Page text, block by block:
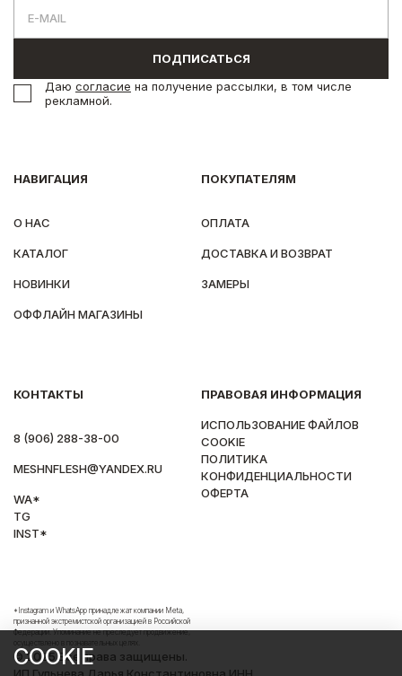
НАВИГАЦИЯ
О НАС
КАТАЛОГ
НОВИНКИ
ОФФЛАЙН МАГАЗИНЫ
ПОКУПАТЕЛЯМ
ОПЛАТА
ДОСТАВКА И ВОЗВРАТ
ЗАМЕРЫ
КОНТАКТЫ
8 (906) 288-38-00
MESHNFLESH@YANDEX.RU
WA*
TG
INST*
ПРАВОВАЯ ИНФОРМАЦИЯ
ИСПОЛЬЗОВАНИЕ ФАЙЛОВ
COOKIE
ПОЛИТИКА
КОНФИДЕНЦИАЛЬНОСТИ
ОФЕРТА
ПОДПИСАТЬСЯ
Даю согласие на получение рассылки, в том числе
рекламной.
© 2025 Все права защищены.
*Instagram и WhatsApp принадлежат компании Meta,
признанной экстремистской организацией в Российской
Федерации. Упоминание не преследует продвижение,
осуществлено в познавательных целях.
COOKIE